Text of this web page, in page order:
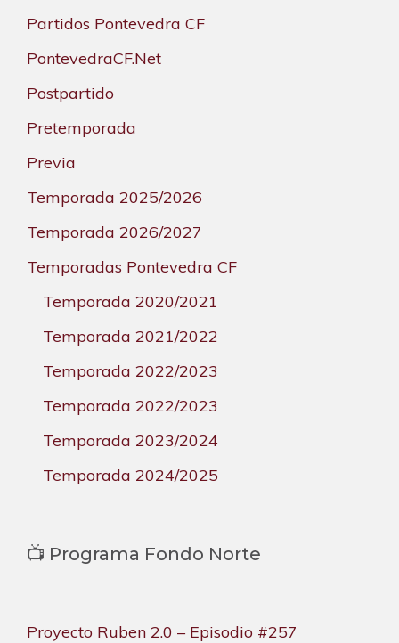
Partidos Pontevedra CF
PontevedraCF.Net
Postpartido
Pretemporada
Previa
Temporada 2025/2026
Temporada 2026/2027
Temporadas Pontevedra CF
Temporada 2020/2021
Temporada 2021/2022
Temporada 2022/2023
Temporada 2022/2023
Temporada 2023/2024
Temporada 2024/2025
📺 Programa Fondo Norte
Proyecto Ruben 2.0 – Episodio #257